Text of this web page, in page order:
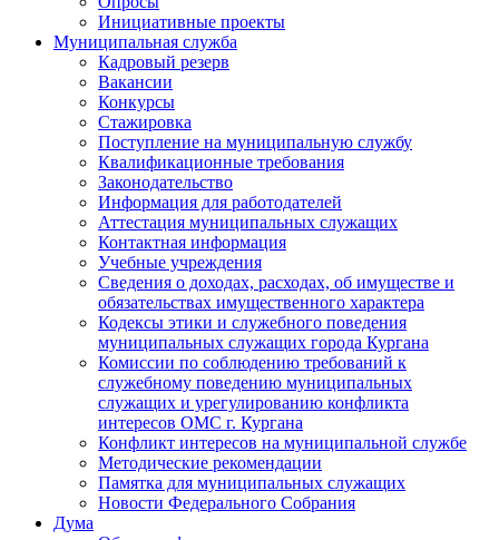
Инициативные проекты
Муниципальная служба
Кадровый резерв
Вакансии
Конкурсы
Стажировка
Поступление на муниципальную службу
Квалификационные требования
Законодательство
Информация для работодателей
Аттестация муниципальных служащих
Контактная информация
Учебные учреждения
Сведения о доходах, расходах, об имуществе и
обязательствах имущественного характера
Кодексы этики и служебного поведения
муниципальных служащих города Кургана
Комиссии по соблюдению требований к
служебному поведению муниципальных
служащих и урегулированию конфликта
интересов ОМС г. Кургана
Конфликт интересов на муниципальной службе
Методические рекомендации
Памятка для муниципальных служащих
Новости Федерального Cобрания
Дума